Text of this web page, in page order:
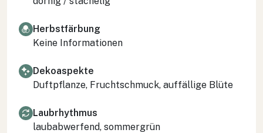
Herbstfärbung
Keine Informationen
Dekoaspekte
Duftpflanze, Fruchtschmuck, auffällige Blüte
Laubrhythmus
laubabwerfend, sommergrün